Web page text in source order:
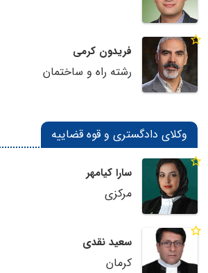
فریدون کرمی
رشته راه و ساختمان
وکلای دادگستری و قوه قضاییه
سارا کیامهر
مرکزی
سعید نقدی
کرمان